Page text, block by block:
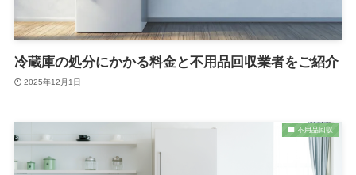
冷蔵庫の処分にかかる料金と不用品回収業者をご紹介
2025年12月1日
不用品回収